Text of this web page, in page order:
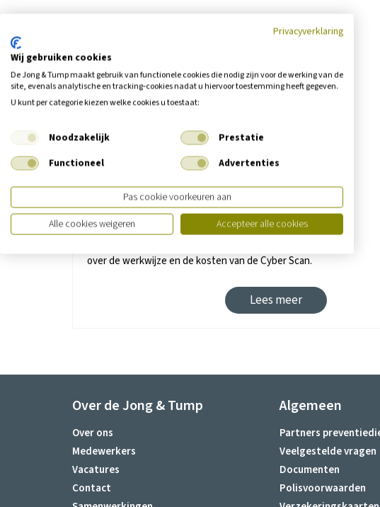
Cyber Scan
Na aanvraag wordt er contact met u opgenomen voor
over de werkwijze en de kosten van de Cyber Scan.
Lees meer
Over de Jong & Tump
Over ons
Medewerkers
Vacatures
Contact
Algemeen
Partners
Veelgestelde vragen
Documenten
Polisvoorwaarden
Privacyverklaring
Wij gebruiken cookies
De Jong & Tump maakt gebruik van functionele cookies die nodig zijn voor de werking van de
site, evenals analytische en tracking‑cookies nadat u hiervoor toestemming heeft gegeven.
U kunt per categorie kiezen welke cookies u toestaat:
Noodzakelijk
Prestatie
Functioneel
Advertenties
Pas cookie voorkeuren aan
Alle cookies weigeren
Accepteer alle cookies